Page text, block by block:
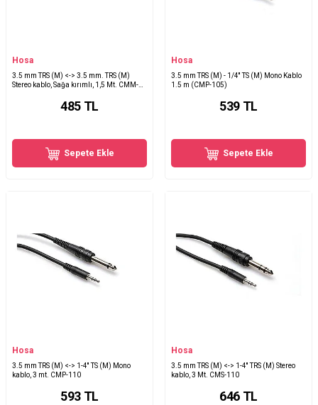
Hosa
3.5 mm TRS (M) <-> 3.5 mm. TRS (M)
Stereo kablo, Sağa kırımlı, 1,5 Mt. CMM-
485 TL
Sepete Ekle
Hosa
3.5 mm TRS (M) - 1/4'' TS (M) Mono Kablo
1.5 m (CMP-105)
539 TL
Sepete Ekle
Hosa
3.5 mm TRS (M) <-> 1-4'' TS (M) Mono
kablo, 3 mt. CMP-110
593 TL
Hosa
3.5 mm TRS (M) <-> 1-4'' TRS (M) Stereo
kablo, 3 Mt. CMS-110
646 TL